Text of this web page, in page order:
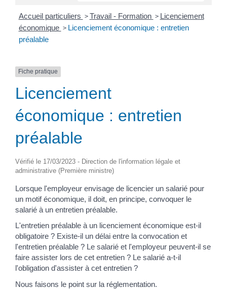
Accueil particuliers > Travail - Formation > Licenciement
économique > Licenciement économique : entretien
préalable
Fiche pratique
Licenciement
économique : entretien
préalable
Vérifié le 17/03/2023 - Direction de l'information légale et
administrative (Première ministre)
Lorsque l'employeur envisage de licencier un salarié pour
un motif économique, il doit, en principe, convoquer le
salarié à un entretien préalable.
L'entretien préalable à un licenciement économique est-il
obligatoire ? Existe-il un délai entre la convocation et
l'entretien préalable ? Le salarié et l'employeur peuvent-il se
faire assister lors de cet entretien ? Le salarié a-t-il
l'obligation d'assister à cet entretien ?
Nous faisons le point sur la réglementation.